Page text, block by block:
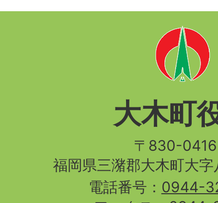
大木町
〒830-
福岡県三潴郡大木町大
電話番号： 0944-